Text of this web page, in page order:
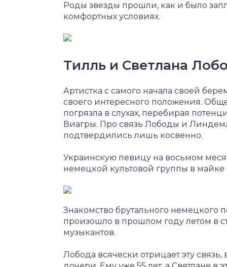
Роды звезды прошли, как и было
комфортных условиях.
Тилль и Светлана
Артистка с самого начала своей
своего интересного положения.
погрязла в слухах, перебирая
Виагры. Про связь Лободы и
подтвердились лишь косвенно.
Украинскую певицу на восьмом
немецкой культовой группы в
Знакомство брутального
произошло в прошлом году летом в
музыкантов.
Лобода всячески отрицает эту